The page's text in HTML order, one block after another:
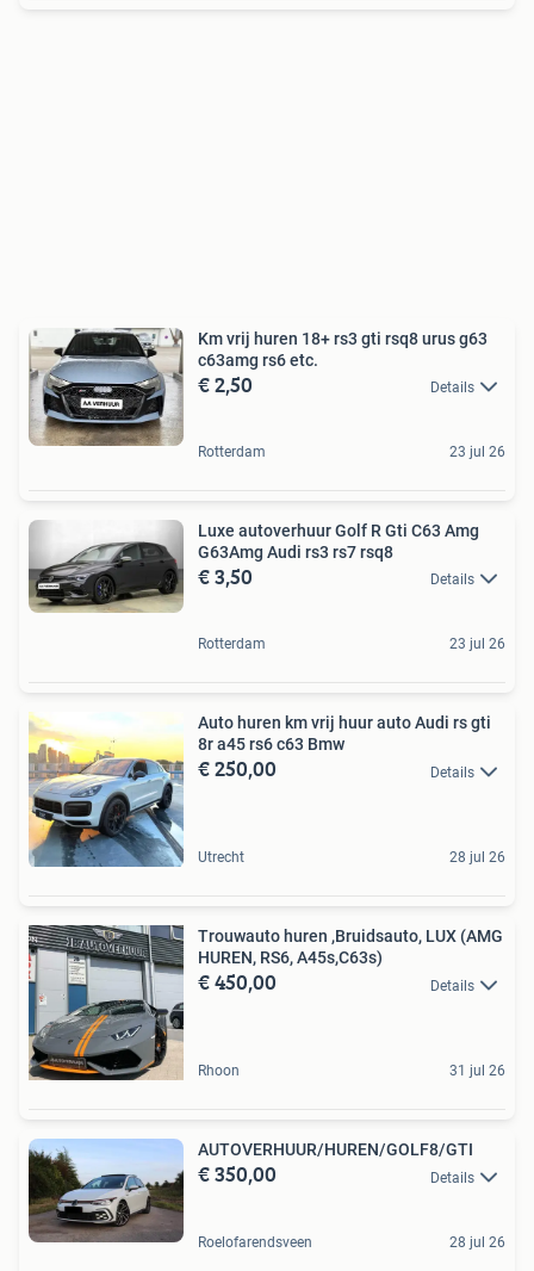
Km vrij huren 18+ rs3 gti rsq8 urus g63
c63amg rs6 etc.
€ 2,50 Details
Rotterdam 23 jul 26
Luxe autoverhuur Golf R Gti C63 Amg
G63Amg Audi rs3 rs7 rsq8
€ 3,50 Details
Rotterdam 23 jul 26
Auto huren km vrij huur auto Audi rs gti
8r a45 rs6 c63 Bmw
€ 250,00 Details
Utrecht 28 jul 26
Trouwauto huren ,Bruidsauto, LUX (AMG
HUREN, RS6, A45s,C63s)
€ 450,00 Details
Rhoon 31 jul 26
AUTOVERHUUR/HUREN/GOLF8/GTI
€ 350,00 Details
Roelofarendsveen 28 jul 26